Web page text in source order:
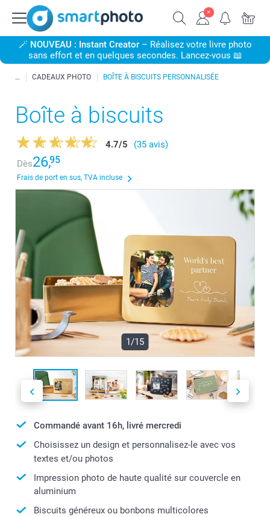
🪄 NOUVEAU : Instant Creator– Réalisez votre livre photo
sans effort et en quelques secondes. Lancez-vous 📖
CADEAUX PHOTO BOÎTE À BISCUITS PERSONNALISÉE
Boîte à biscuits
4.7/5
(35 avis)
Dès26,95
Frais de port en sus, TVA incluse
1/15
Commandé avant 16h, livré mercredi
Choisissez un design et personnalisez-le avec vos
textes et/ou photos
Impression photo de haute qualité sur couvercle en
aluminium
Biscuits généreux ou bonbons multicolores